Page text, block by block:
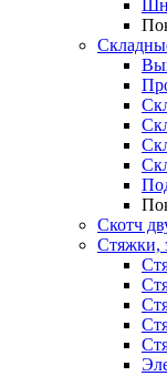
Скотч
Стяжки,